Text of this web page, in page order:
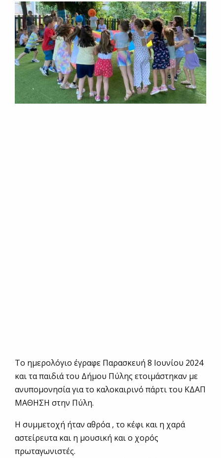
Το ημερολόγιο έγραφε Παρασκευή 8 Ιουνίου 2024
και τα παιδιά του Δήμου Πύλης ετοιμάστηκαν με
ανυπομονησία για το καλοκαιρινό πάρτι του ΚΔΑΠ
ΜΑΘΗΣΗ στην Πύλη.
Η συμμετοχή ήταν αθρόα , το κέφι και η χαρά
αστείρευτα και η μουσική και ο χορός
πρωταγωνιστές.